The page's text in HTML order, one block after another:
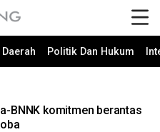
Politik Dan Hukum
BNNK komitmen berantas